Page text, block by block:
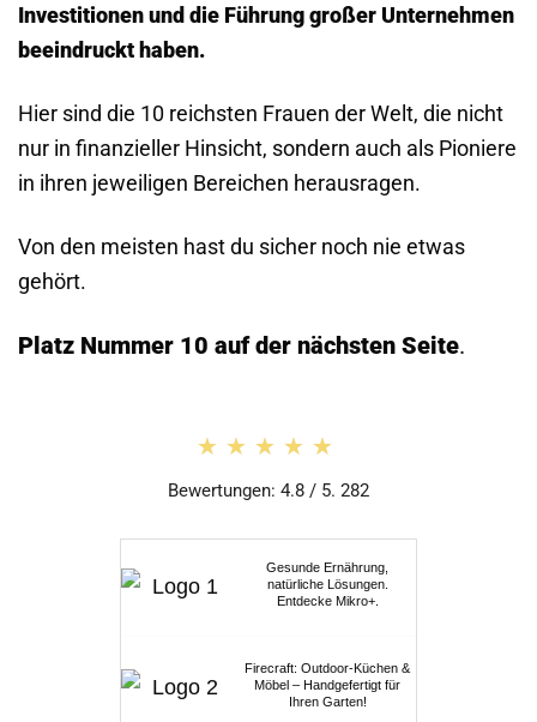
Investitionen und die Führung großer Unternehmen
beeindruckt haben.
Hier sind die 10 reichsten Frauen der Welt, die nicht
nur in finanzieller Hinsicht, sondern auch als Pioniere
in ihren jeweiligen Bereichen herausragen.
Von den meisten hast du sicher noch nie etwas
gehört.
Platz Nummer 10 auf der nächsten Seite.
★★★★★
★★★★★
Bewertungen: 4.8 / 5. 282
Gesunde Ernährung,
natürliche Lösungen.
Entdecke Mikro+.
Firecraft: Outdoor-Küchen &
Möbel – Handgefertigt für
Ihren Garten!